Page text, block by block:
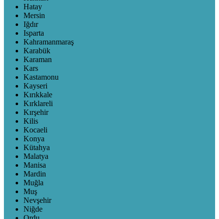
Hatay
Mersin
Iğdır
Isparta
Kahramanmaraş
Karabük
Karaman
Kars
Kastamonu
Kayseri
Kırıkkale
Kırklareli
Kırşehir
Kilis
Kocaeli
Konya
Kütahya
Malatya
Manisa
Mardin
Muğla
Muş
Nevşehir
Niğde